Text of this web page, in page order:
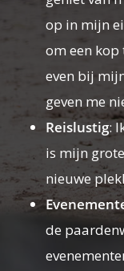
op in mijn
om een
even bij
geven me
Reislustig:
is mijn
nieuwe
de